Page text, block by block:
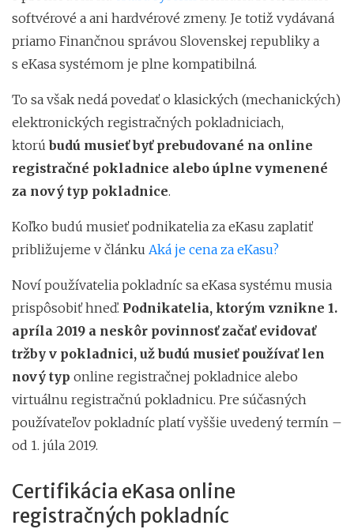
softvérové a ani hardvérové zmeny. Je totiž vydávaná
priamo Finančnou správou Slovenskej republiky a
s eKasa systémom je plne kompatibilná.
To sa však nedá povedať o klasických (mechanických)
elektronických registračných pokladniciach,
ktorúbudú musieť byť prebudované na online
registračné pokladnice alebo úplne vymenené
za nový typ pokladnice.
Koľko budú musieť podnikatelia za eKasu zaplatiť
približujeme v článku Aká je cena za eKasu?
Noví používatelia pokladníc sa eKasa systému musia
prispôsobiť hneď. Podnikatelia, ktorým vznikne 1.
apríla 2019 a neskôr povinnosť začať evidovať
tržby v pokladnici, už budú musieť používať len
nový typ online registračnej pokladnice alebo
virtuálnu registračnú pokladnicu. Pre súčasných
používateľov pokladníc platí vyššie uvedený termín –
od 1. júla 2019.
Certifikácia eKasa online
registračných pokladníc